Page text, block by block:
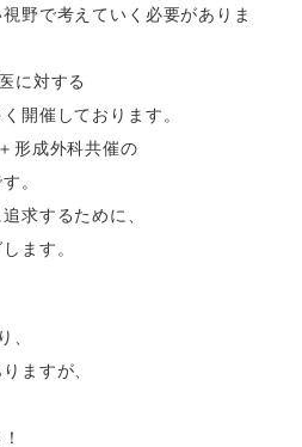
野で考えていく必要がありま
に対する
開催しております。
形成外科共催の
。
求するために、
ます。
、
ますが、